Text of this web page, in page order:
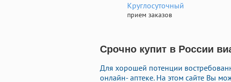
Круглосуточный
прием заказов
Срочно купит в России
Для хорошей потенции
онлайн- аптеке. На этом сайте Вы